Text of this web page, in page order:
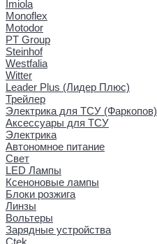
Imiola
Monoflex
Motodor
PT Group
Steinhof
Westfalia
Witter
Leader Plus (Лидер Плюс)
Трейлер
Электрика для ТСУ (Фаркопов)
Аксессуары для ТСУ
Электрика
Автономное питание
Свет
LED Лампы
Ксеноновые лампы
Блоки розжига
Линзы
Вольтеры
Зарядные устройства
Ctek